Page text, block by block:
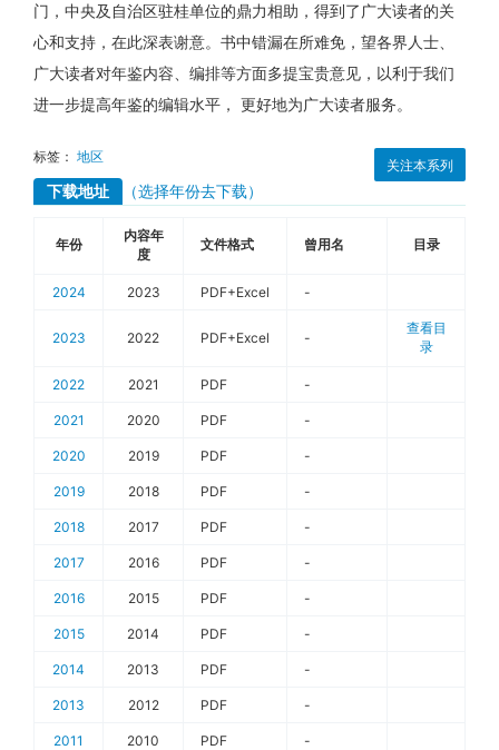
门，中央及自治区驻桂单位的鼎力相助，得到了广大读者的关
心和支持，在此深表谢意。书中错漏在所难免，望各界人士、
广大读者对年鉴内容、编排等方面多提宝贵意见，以利于我们
进一步提高年鉴的编辑水平， 更好地为广大读者服务。
关注本系列
标签： 地区
下载地址 （选择年份去下载）
年份
内容年
度
文件格式 曾用名 目录
2024 2023 PDF+Excel -
2023 2022 PDF+Excel -
查看目
录
2022 2021 PDF -
2021 2020 PDF -
2020 2019 PDF -
2019 2018 PDF -
2018 2017 PDF -
2017 2016 PDF -
2016 2015 PDF -
2015 2014 PDF -
2014 2013 PDF -
2013 2012 PDF -
2011 2010 PDF -